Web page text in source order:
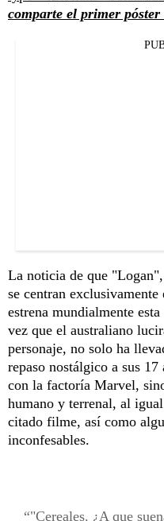
comparte el primer
La noticia de que
se centran
estrena mundialmente
vez que el australiano
personaje, no solo ha
repaso nostálgico a sus
con la factoría Marvel,
humano y terrenal, al
citado filme, así como
inconfesables.
"Cereales. ¿A que